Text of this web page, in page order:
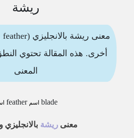
ريشة
أخرى. هذه المقالة تحتوي
المعنى
blade اسم feather
معنىريشة بالانجليزي